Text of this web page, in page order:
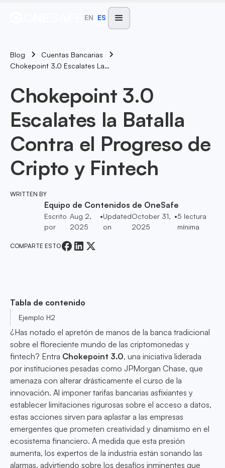
EN ES
Blog
Cuentas Bancarias
Chokepoint 3.0 Escalates La Batalla Contra El Progreso De Cripto Y Fintech
Chokepoint 3.0
Escalates la Batalla
Contra el Progreso de
Cripto y Fintech
WRITTEN BY
Equipo de Contenidos de OneSafe
Escrito
por
Aug 2,
2025
•Updated
on
October 31,
2025
•5 lectura
mínima
COMPARTE ESTO
Tabla de contenido
Ejemplo H2
¿Has notado el apretón de manos de la banca tradicional
sobre el floreciente mundo de las criptomonedas y
fintech? Entra Chokepoint 3.0, una iniciativa liderada
por instituciones pesadas como JPMorgan Chase, que
amenaza con alterar drásticamente el curso de la
innovación. Al imponer tarifas bancarias asfixiantes y
establecer limitaciones rigurosas sobre el acceso a datos,
estas acciones sirven para aplastar a las empresas
emergentes que prometen creatividad y dinamismo en el
ecosistema financiero. A medida que esta presión
aumenta, los expertos de la industria están sonando las
alarmas, advirtiendo sobre los desafíos inminentes que